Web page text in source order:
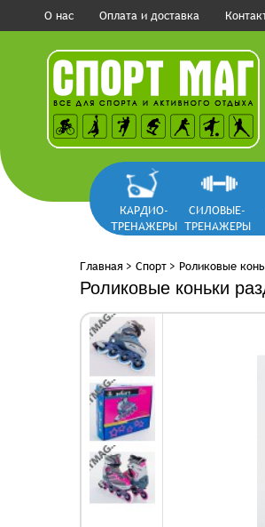
О нас Оплата и доставка
КАРДИО-
ТРЕНАЖЕРЫ
СИЛОВЫЕ-
ТРЕНАЖЕРЫ
Главная > Спорт > Роликовые
Роликовые коньки